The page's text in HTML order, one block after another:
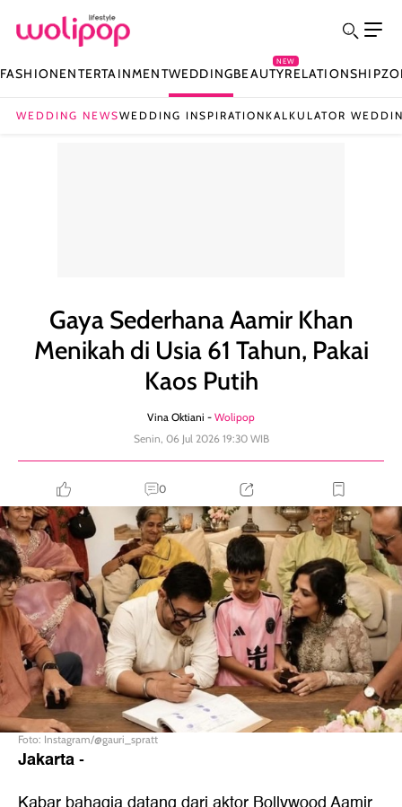
FASHIONENTERTAINMENTWEDDINGBEAUTY
NEW
RELATIONSHIP
WEDDING NEWSWEDDING INSPIRATION KALKULATOR
Gaya Sederhana Aamir Khan
Menikah di Usia 61 Tahun, Pakai
Kaos Putih
Vina Oktiani - Wolipop
Senin, 06 Jul 2026 19:30 WIB
0
Foto: Instagram/@gauri_spratt
Jakarta-